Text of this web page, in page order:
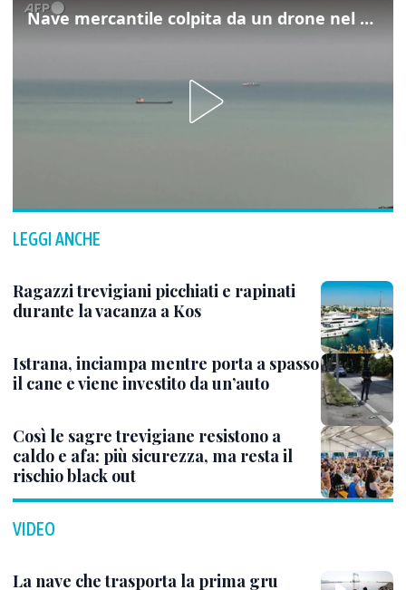
Nave mercantile colpita da un drone nel Mar Nero
LEGGI ANCHE
Ragazzi trevigiani picchiati e rapinati
durante la vacanza a Kos
Istrana, inciampa mentre porta a spasso
il cane e viene investito da un’auto
Così le sagre trevigiane resistono a
caldo e afa: più sicurezza, ma resta il
rischio black out
VIDEO
La nave che trasporta la prima gru